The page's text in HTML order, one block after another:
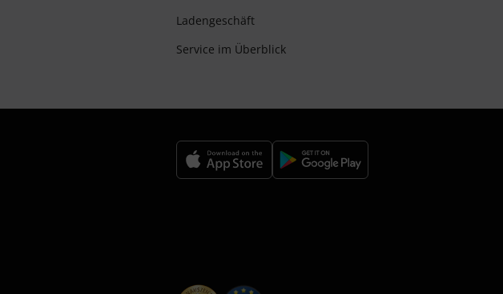
Ladengeschäft
Service im Überblick